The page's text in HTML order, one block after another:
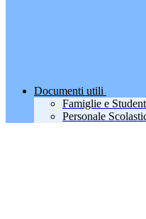
Documenti utili
Famiglie e
Personale